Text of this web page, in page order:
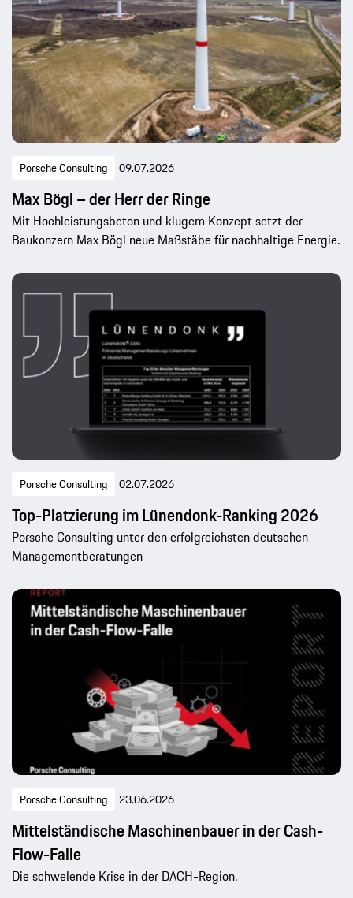
Porsche Consulting 09.07.2026
Max Bögl – der Herr der Ringe
Mit Hochleistungsbeton und klugem Konzept setzt der
Baukonzern Max Bögl neue Maßstäbe für nachhaltige Energie.
Porsche Consulting 02.07.2026
Top-Platzierung im Lünendonk-Ranking 2026
Porsche Consulting unter den erfolgreichsten deutschen
Managementberatungen
Porsche Consulting 23.06.2026
Mittelständische Maschinenbauer in der Cash-
Flow-Falle
Die schwelende Krise in der DACH-Region.